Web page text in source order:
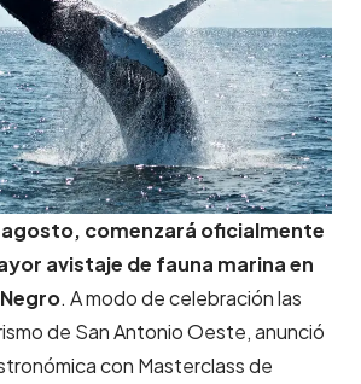
agosto, comenzará oficialmente
avistaje de fauna marina en
. A modo de celebración las
de San Antonio Oeste, anunció
con Masterclass de